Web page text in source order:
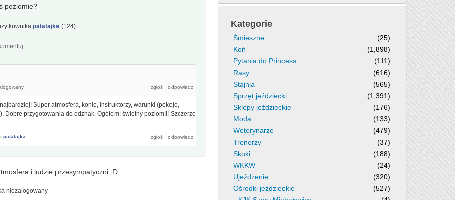
poziomie?
patatajka (124)
Super atmosfera, konie, instruktorzy, warunki (pokoje,
Dobre przygotowania do odznak. Ogółem: świetny poziom!!! Szczerze
patatajka
i ludzie przesympatyczni :D
niezalogowany
Kategorie
Śmieszne
(25)
Koń
(1,898)
Pytania do Princess
(111)
Rasy
(616)
Stajnia
(565)
Sprzęt jeździecki
(1,391)
Sklepy jeździeckie
(176)
Moda
(133)
Weterynarze
(479)
Trenerzy
(37)
Skoki
(188)
WKKW
(24)
Ujeżdżenie
(320)
Ośrodki jeździeckie
(527)